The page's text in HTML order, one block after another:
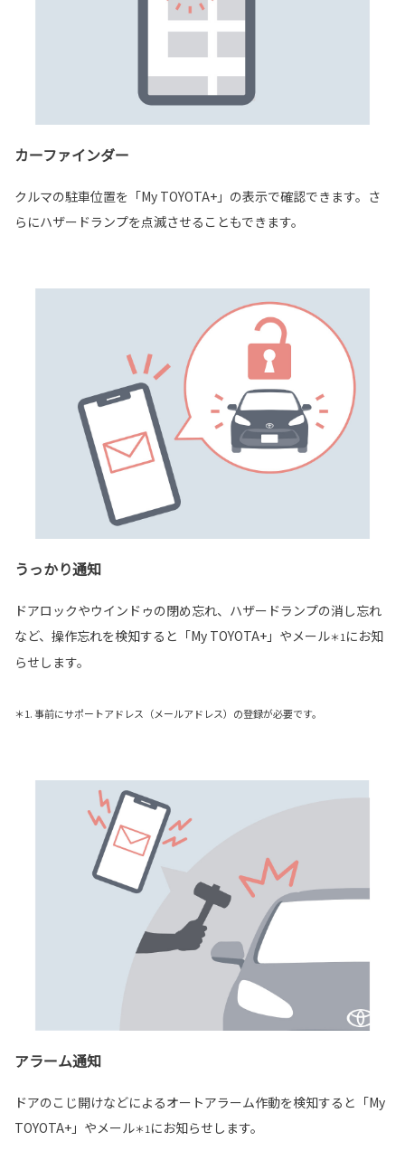
カーファインダー
クルマの駐車位置を「My TOYOTA+」の表示で確認できます。さ
らにハザードランプを点滅させることもできます。
うっかり通知
ドアロックやウインドゥの閉め忘れ、ハザードランプの消し忘れ
など、操作忘れを検知すると「My TOYOTA+」やメール＊1 にお知
らせします。
＊1. 事前にサポートアドレス（メールアドレス）の登録が必要です。
アラーム通知
ドアのこじ開けなどによるオートアラーム作動を検知すると「My
TOYOTA+」やメール＊1 にお知らせします。